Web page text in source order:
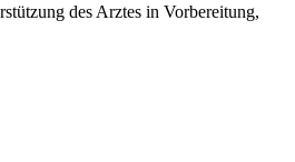
des Arztes in Vorbereitung,